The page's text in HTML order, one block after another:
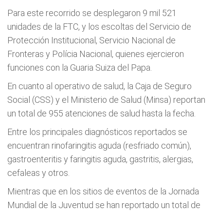
Para este recorrido se desplegaron 9 mil 521
unidades de la FTC, y los escoltas del Servicio de
Protección Institucional, Servicio Nacional de
Fronteras y Polícia Nacional, quienes ejercieron
funciones con la Guaria Suiza del Papa.
En cuanto al operativo de salud, la Caja de Seguro
Social (CSS) y el Ministerio de Salud (Minsa) reportan
un total de 955 atenciones de salud hasta la fecha.
Entre los principales diagnósticos reportados se
encuentran rinofaringitis aguda (resfriado común),
gastroenteritis y faringitis aguda, gastritis, alergias,
cefaleas y otros.
Mientras que en los sitios de eventos de la Jornada
Mundial de la Juventud se han reportado un total de